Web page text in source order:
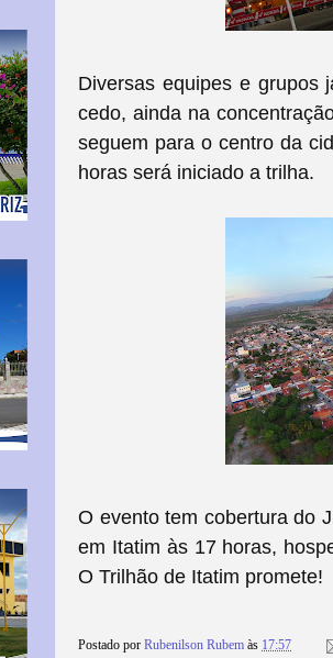
Diversas equipes e grupos
cedo, ainda na
seguem para o centro da
horas será iniciado a trilha.
O evento tem cobertura do
em Itatim às 17 horas,
O Trilhão de Itatim promete!
Postado por Rubenilson Rubem às 17:57